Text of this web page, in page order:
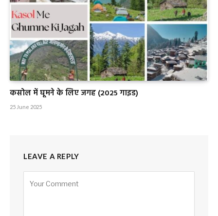
कसोल में घूमने के लिए जगह (2025 गाइड)
25 June 2025
LEAVE A REPLY